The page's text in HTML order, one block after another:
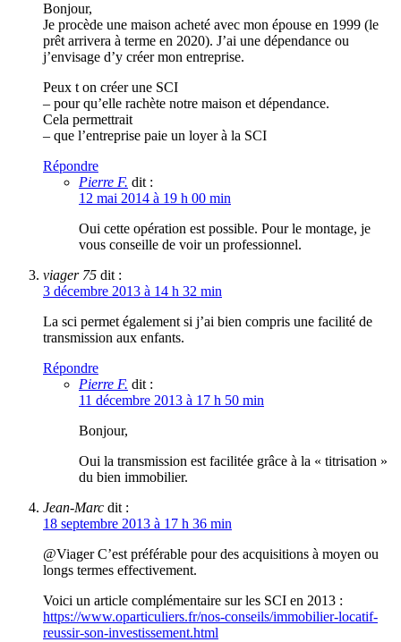
Bonjour,
Je procède une maison acheté avec mon épouse en 1999 (le
prêt arrivera à terme en 2020). J’ai une dépendance ou
j’envisage d’y créer mon entreprise.
Peux t on créer une SCI
– pour qu’elle rachète notre maison et dépendance.
Cela permettrait
– que l’entreprise paie un loyer à la SCI
Répondre
Pierre F. dit :
12 mai 2014 à 19 h 00 min
Oui cette opération est possible. Pour le montage, je
vous conseille de voir un professionnel.
viager 75 dit :
3 décembre 2013 à 14 h 32 min
La sci permet également si j’ai bien compris une facilité de
transmission aux enfants.
Répondre
Pierre F. dit :
11 décembre 2013 à 17 h 50 min
Bonjour,
Oui la transmission est facilitée grâce à la « titrisation »
du bien immobilier.
Jean-Marc dit :
18 septembre 2013 à 17 h 36 min
@Viager C’est préférable pour des acquisitions à moyen ou
longs termes effectivement.
Voici un article complémentaire sur les SCI en 2013 :
https://www.oparticuliers.fr/nos-conseils/immobilier-locatif-
reussir-son-investissement.html